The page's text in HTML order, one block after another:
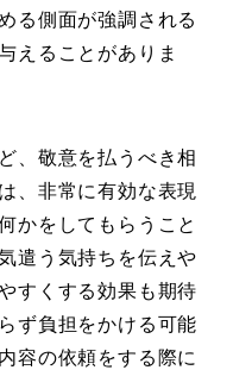
る側面が強調される
えることがありま
、敬意を払うべき相
、非常に有効な表現
かをしてもらうこと
遣う気持ちを伝えや
すくする効果も期待
ず負担をかける可能
容の依頼をする際に